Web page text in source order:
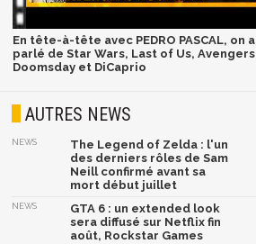
En tête-à-tête avec PEDRO PASCAL, on a
parlé de Star Wars, Last of Us, Avengers
Doomsday et DiCaprio
AUTRES NEWS
NEWS
The Legend of Zelda : l'un
des derniers rôles de Sam
Neill confirmé avant sa
mort début juillet
NEWS
GTA 6 : un extended look
sera diffusé sur Netflix fin
août, Rockstar Games